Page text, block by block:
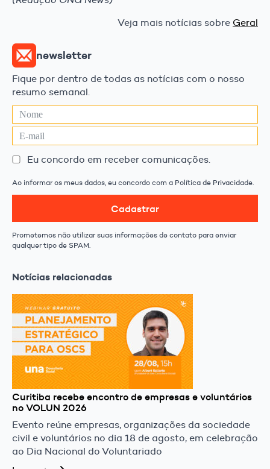
Veja mais notícias sobre Geral
newsletter
Fique por dentro de todas as notícias com o nosso
resumo semanal.
Eu concordo em receber comunicações.
Ao informar os meus dados, eu concordo com a Política de Privacidade.
Cadastrar
Prometemos não utilizar suas informações de contato para enviar
qualquer tipo de SPAM.
Notícias relacionadas
Curitiba recebe encontro de empresas e voluntários
no VOLUN 2026
Evento reúne empresas, organizações da sociedade
civil e voluntários no dia 18 de agosto, em celebração
ao Dia Nacional do Voluntariado